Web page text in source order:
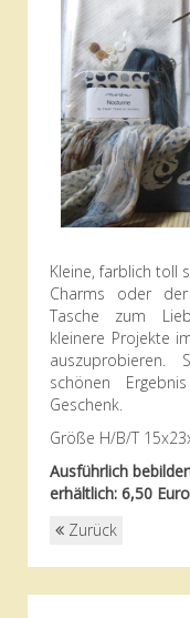
Kleine, farblich toll
Charms oder
Tasche zum
kleinere Projekte
schönen
Geschenk.
Größe H/B/T
Ausführlich
erhältlich: 6,50 Euro
Zurück